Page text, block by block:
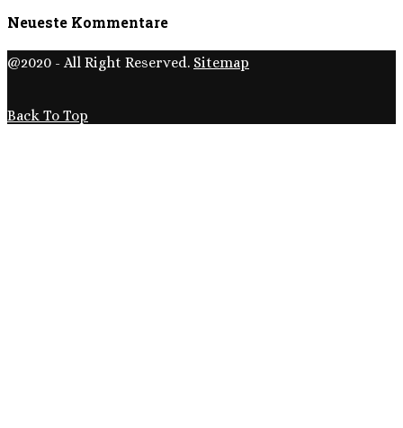
Neueste Kommentare
@2020 - All Right Reserved. Sitemap
Back To Top